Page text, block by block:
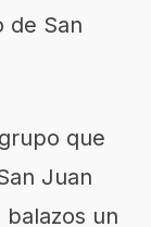
de San
que
Juan
un